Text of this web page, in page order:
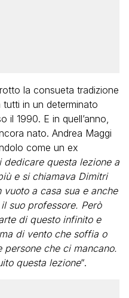
la consueta tradizione
in un determinato
il 1990. E in quell’anno,
nato. Andrea Maggi
come un ex
dedicare questa lezione a
e si chiamava Dimitri
vuoto a casa sua e anche
suo professore. Però
di questo infinito e
di vento che soffia o
che ci mancano.
questa lezione“.